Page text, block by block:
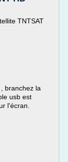
TNTSAT
branchez la
usb est
l'écran.